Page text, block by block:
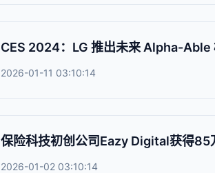
CES 2024：LG 推出未来 Alpha-
2026-01-11 03:10:14
保险科技初创公司Eazy Digital获得85
2026-01-02 03:10:14